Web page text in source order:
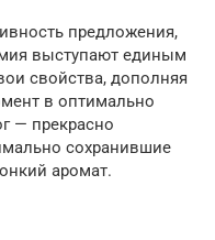
предложения,
выступают единым
свойства, дополняя
в оптимально
— прекрасно
сохранившие
аромат.